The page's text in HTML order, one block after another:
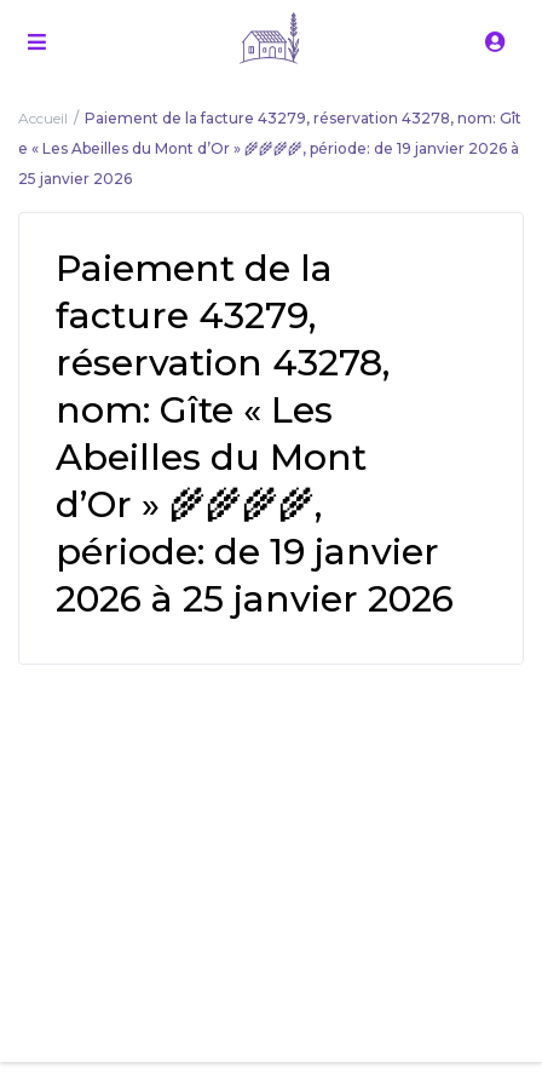
Accueil
Paiement de la facture 43279, réservation 43278, nom: Gît
e « Les Abeilles du Mont d’Or » 🌾🌾🌾🌾, période: de 19 janvier 2026 à
25 janvier 2026
Paiement de la
facture 43279,
réservation 43278,
nom: Gîte « Les
Abeilles du Mont
d’Or » 🌾🌾🌾🌾,
période: de 19 janvier
2026 à 25 janvier 2026